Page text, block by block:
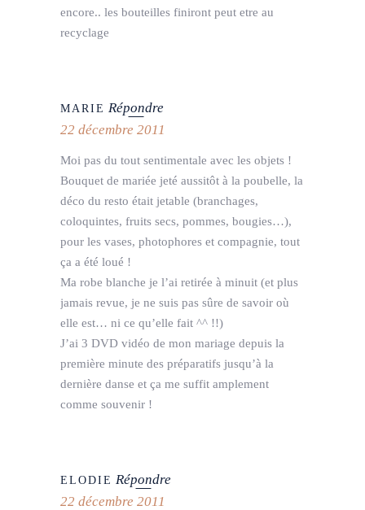
encore.. les bouteilles finiront peut etre au
recyclage
MARIE Répondre
22 décembre 2011
Moi pas du tout sentimentale avec les objets !
Bouquet de mariée jeté aussitôt à la poubelle, la
déco du resto était jetable (branchages,
coloquintes, fruits secs, pommes, bougies…),
pour les vases, photophores et compagnie, tout
ça a été loué !
Ma robe blanche je l’ai retirée à minuit (et plus
jamais revue, je ne suis pas sûre de savoir où
elle est… ni ce qu’elle fait ^^ !!)
J’ai 3 DVD vidéo de mon mariage depuis la
première minute des préparatifs jusqu’à la
dernière danse et ça me suffit amplement
comme souvenir !
ELODIE Répondre
22 décembre 2011